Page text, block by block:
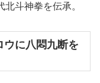
北斗神拳を伝承。
ウに八悶九断を